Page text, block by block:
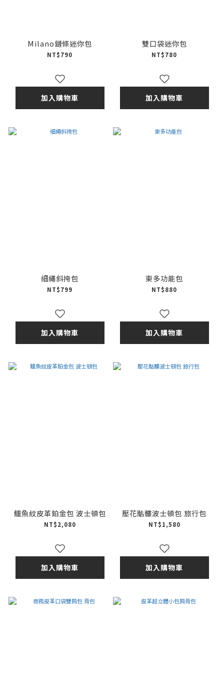
Milano鏈條迷你包
NT$790
加入購物車
雙口袋迷你包
NT$780
加入購物車
細繩斜挎包
NT$799
加入購物車
東多功能包
NT$880
加入購物車
鱷魚紋皮革鉑金包 波士頓包
NT$2,080
加入購物車
壓花骷髏波士頓包 旅行包
NT$1,580
加入購物車